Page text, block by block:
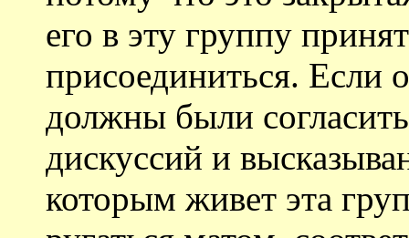
его в эту группу
присоединиться. Если
должны были
дискуссий и
которым живет эта